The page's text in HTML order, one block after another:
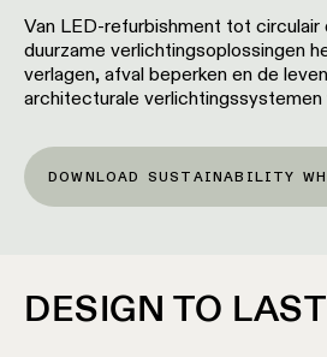
Warm
Van LED-refurbishment tot circulair
duurzame verlichtingsoplossingen
verlagen, afval beperken en de
architecturale verlichtingssystemen
DOWNLOAD SUSTAINABILITY
DESIGN TO LAST